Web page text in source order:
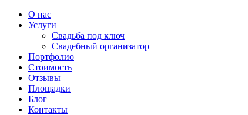
О нас
Услуги
Свадьба под ключ
Свадебный организатор
Портфолио
Стоимость
Отзывы
Площадки
Блог
Контакты